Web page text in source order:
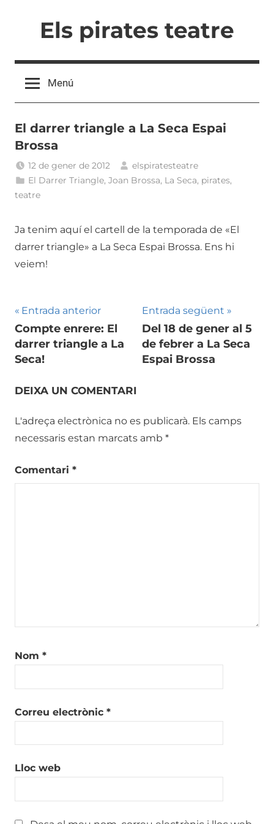
contingutEls pirates teatre
Menú
El darrer triangle a La Seca Espai
Brossa
12 de gener de 2012
elspiratesteatre
El Darrer Triangle,Joan Brossa, La Seca, pirates,
teatre
Ja tenim aquí el cartell de la temporada de «El
darrer triangle» a La Seca Espai Brossa. Ens hi
veiem!
Navegació
d'entrades
Entrada anterior
Compte enrere: El
darrer triangle a La
Seca!
Entrada següent
Del 18 de gener al 5
de febrer a La Seca
Espai Brossa
DEIXA UN COMENTARI
L'adreça electrònica no es publicarà. Els camps
necessaris estan marcats amb *
Comentari *
Nom *
Correu electrònic *
Lloc web